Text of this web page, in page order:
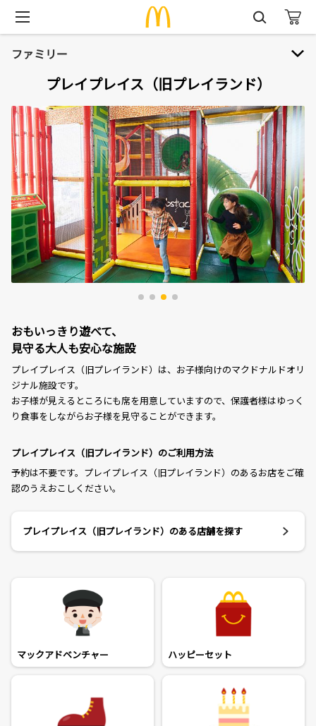
ファミリー
ファミリー
ハッピーセット® 本・おもちゃ紹介
おもちゃリサイクル
マックアドベンチャー®
ハロードナルド！
バースデーパーティー
プレイプレイス（旧プレイランド）
プレイプレイス（旧プレイランド）
おもいっきり遊べて、
見守る大人も安心な施設
プレイプレイス（旧プレイランド）は、お子様向けのマクドナルドオリ
ジナル施設です。
お子様が見えるところにも席を用意していますので、保護者様はゆっく
り食事をしながらお子様を見守ることができます。
プレイプレイス（旧プレイランド）のご利用方法
予約は不要です。プレイプレイス（旧プレイランド）のあるお店をご確
認のうえおこしください。
プレイプレイス（旧プレイランド）のある店舗を探す
マックアドベンチャー ハッピーセット